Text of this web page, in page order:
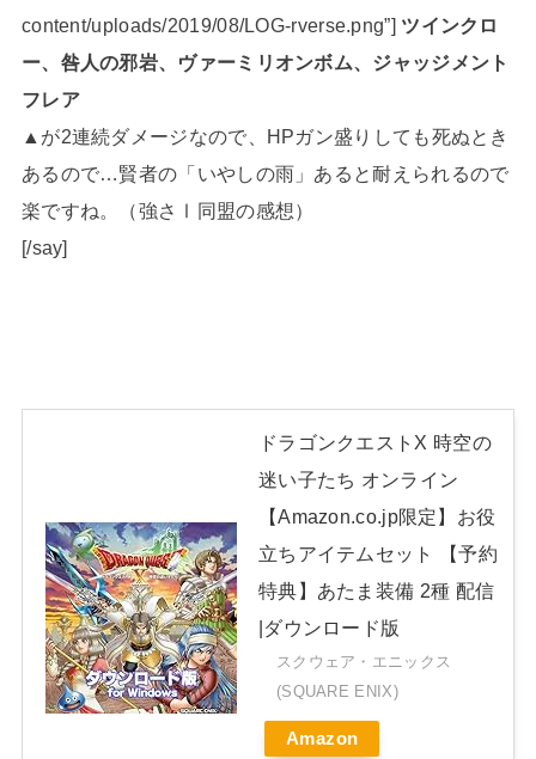
content/uploads/2019/08/LOG-rverse.png”] ツインクロ
ー、咎人の邪岩、ヴァーミリオンボム、ジャッジメント
フレア
▲が2連続ダメージなので、HPガン盛りしても死ぬとき
あるので…賢者の「いやしの雨」あると耐えられるので
楽ですね。（強さⅠ同盟の感想）
[/say]
ドラゴンクエストX 時空の
迷い子たち オンライン
【Amazon.co.jp限定】お役
立ちアイテムセット 【予約
特典】あたま装備 2種 配信
|ダウンロード版
スクウェア・エニックス
(SQUARE ENIX)
Amazon